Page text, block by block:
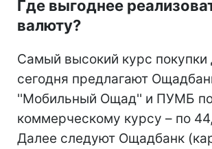
Где выгоднее
валюту?
Самый высокий курс покупки
сегодня предлагают
''Мобильный Ощад'' и ПУМБ
коммерческому курсу – по
Далее следуют Ощадбанк